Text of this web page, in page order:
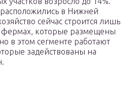
в Нижней
сейчас строится лишь
которые размещены
в этом сегменте работают
задействованы на